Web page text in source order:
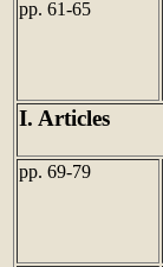
pp. 61-65
I. Articles
pp. 69-79